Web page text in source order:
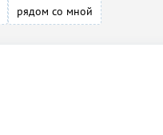
рядом со мной